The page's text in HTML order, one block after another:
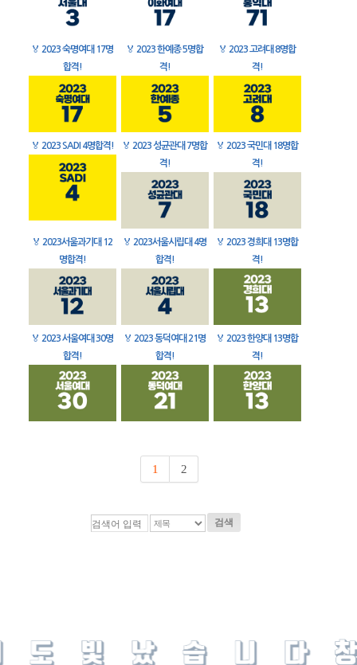
🏅 2023 숙명여대 17명
합격!
🏅 2023 한예종 5명합
격!
🏅 2023 고려대 8명합
격!
🏅 2023 SADI 4명합격! 🏅 2023 성균관대 7명합
격!
🏅 2023 국민대 18명합
격!
🏅 2023서울과기대 12
명합격!
🏅 2023서울시립대 4명
합격!
🏅 2023 경희대 13명합
격!
🏅 2023 서울여대 30명
합격!
🏅 2023 동덕여대 21명
합격!
🏅 2023 한양대 13명합
격!
1 2
검색